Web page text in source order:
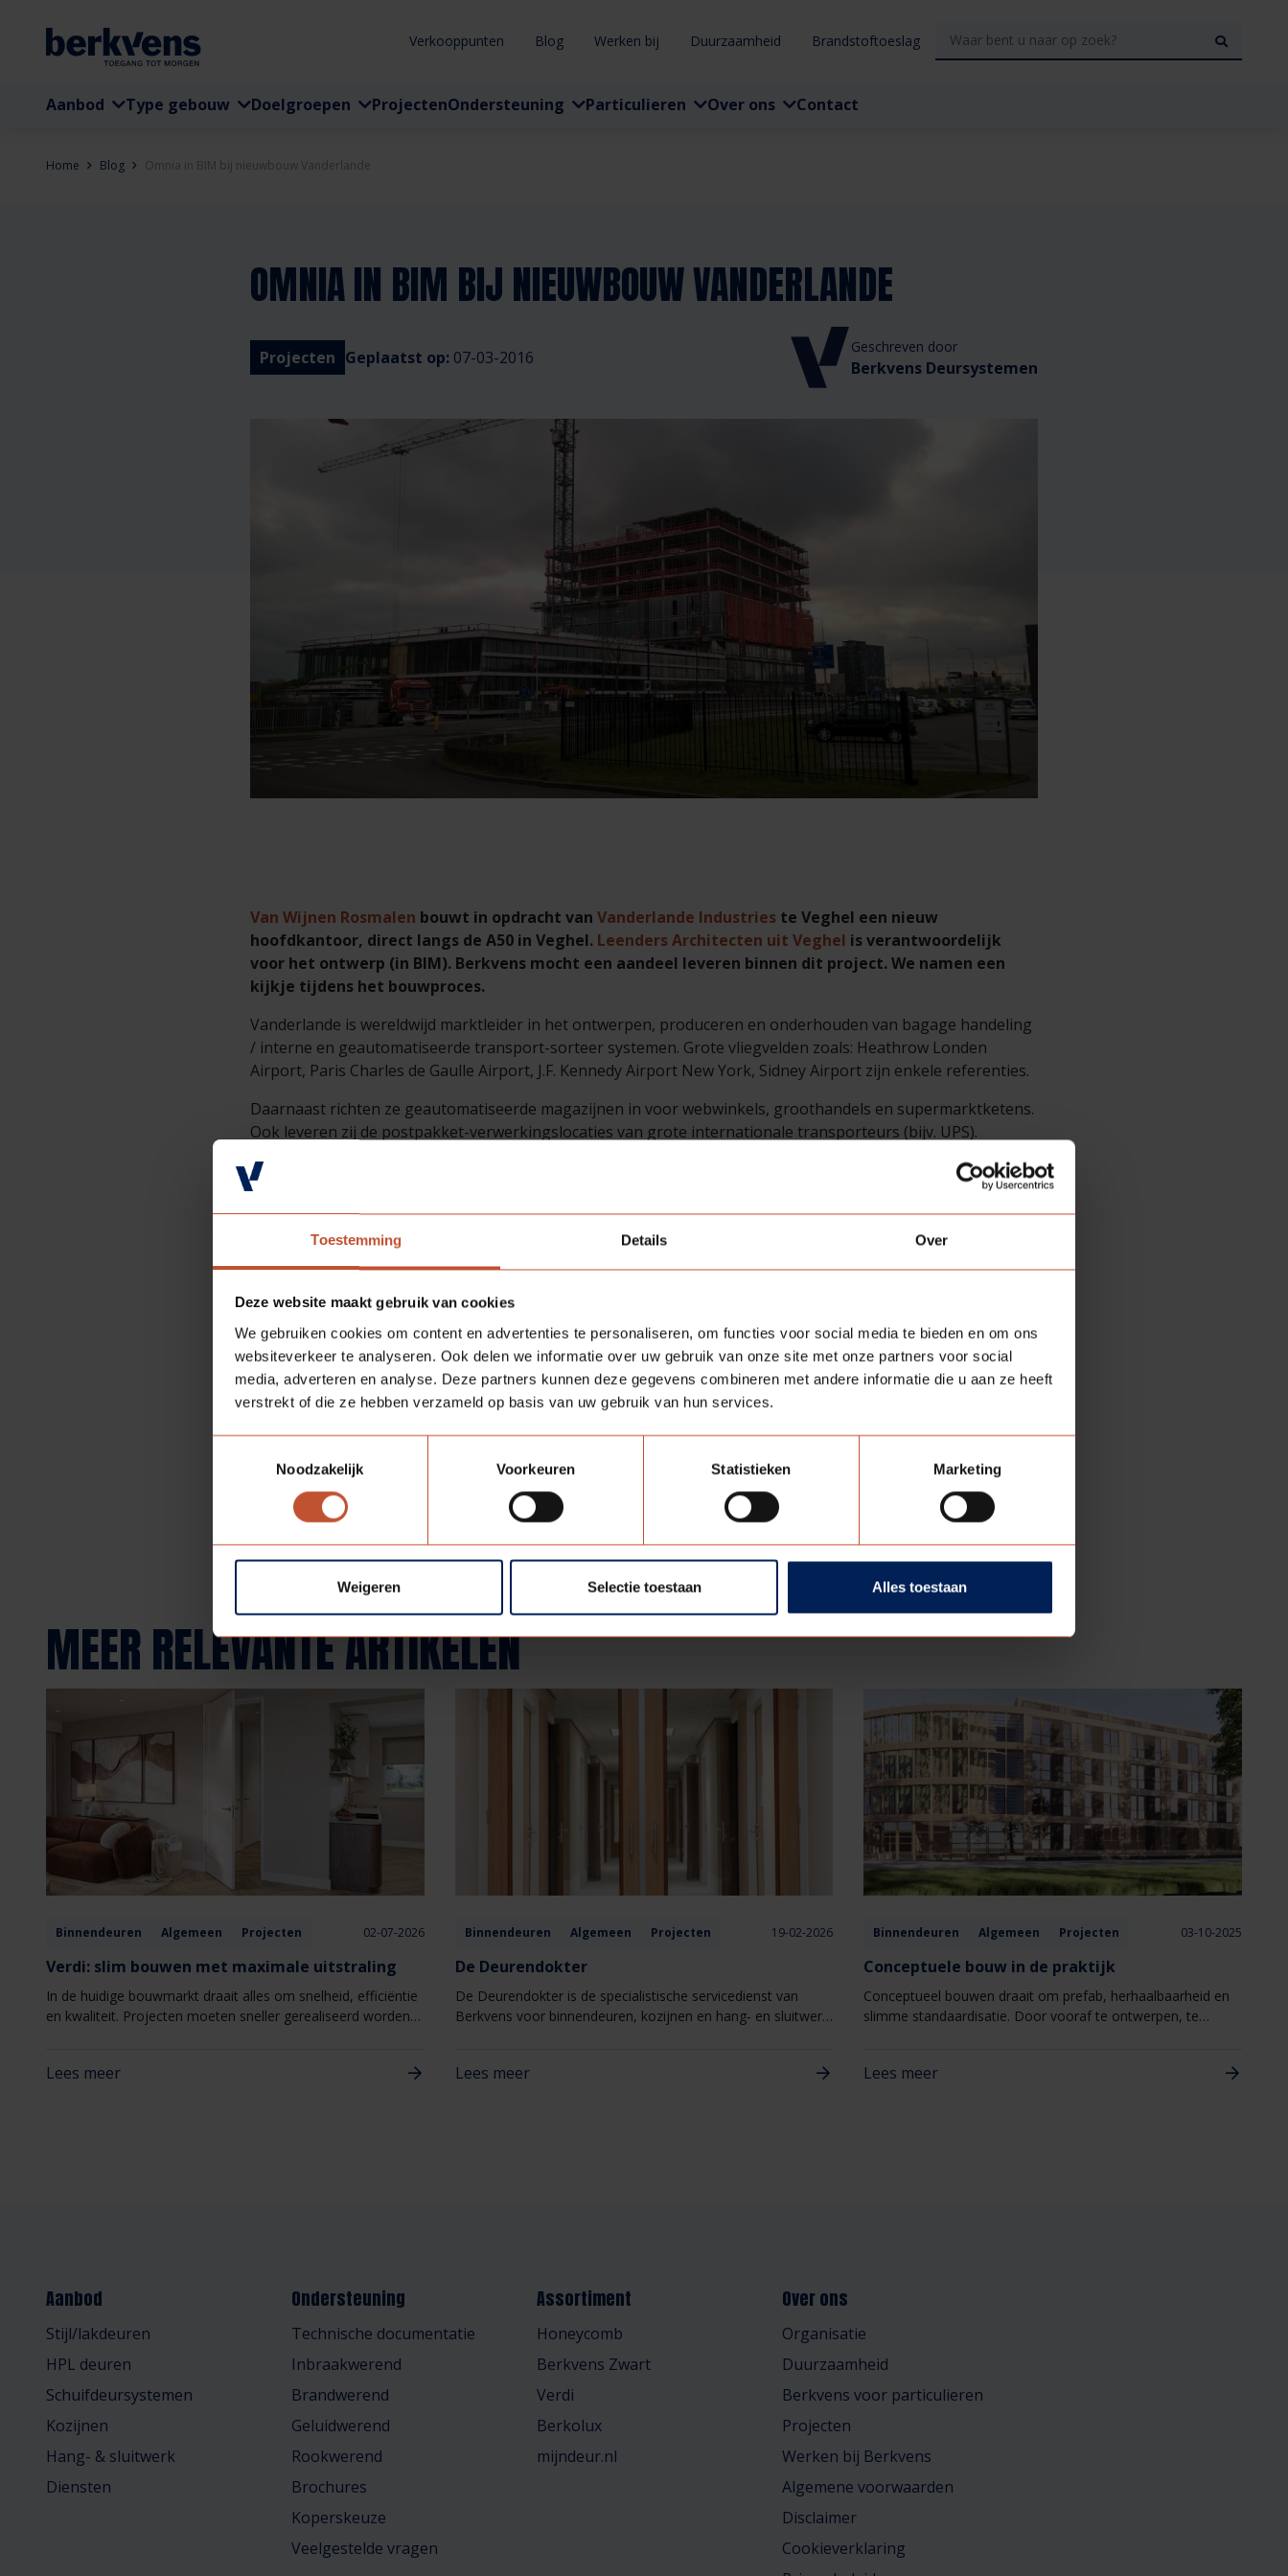
Toestemming Details Over
Deze website maakt gebruik van cookies
We gebruiken cookies om content en advertenties te personaliseren, om functies voor social media te bieden en om ons
websiteverkeer te analyseren. Ook delen we informatie over uw gebruik van onze site met onze partners voor social
media, adverteren en analyse. Deze partners kunnen deze gegevens combineren met andere informatie die u aan ze heeft
verstrekt of die ze hebben verzameld op basis van uw gebruik van hun services.
Noodzakelijk
Voorkeuren Statistieken Marketing
Weigeren Selectie toestaan Alles toestaan
Verkooppunten Blog Werken bij Duurzaamheid Brandstoftoeslag
Aanbod Type gebouw Doelgroepen ProjectenOndersteuning Particulieren Over ons Contact
Home Blog Omnia in BIM bij nieuwbouw Vanderlande
OMNIA IN BIM BIJ NIEUWBOUW VANDERLANDE
Projecten Geplaatst op: 07-03-2016
Geschreven door
Berkvens Deursystemen
Van Wijnen Rosmalen bouwt in opdracht vanVanderlande Industries te Veghel een nieuw
hoofdkantoor, direct langs de A50 in Veghel. Leenders Architecten uit Veghel is verantwoordelijk
voor het ontwerp (in BIM). Berkvens mocht een aandeel leveren binnen dit project. We namen een
kijkje tijdens het bouwproces.
Vanderlande is wereldwijd marktleider in het ontwerpen, produceren en onderhouden van bagage handeling
/ interne en geautomatiseerde transport-sorteer systemen. Grote vliegvelden zoals: Heathrow Londen
Airport, Paris Charles de Gaulle Airport, J.F. Kennedy Airport New York, Sidney Airport zijn enkele referenties.
Daarnaast richten ze geautomatiseerde magazijnen in voor webwinkels, groothandels en supermarktketens.
Ook leveren zij de postpakket-verwerkingslocaties van grote internationale transporteurs (bijv. UPS).
Het kantoor biedt uiteindelijk plaats aan 1000 werknemers. Dit werk is ontworpen in BIM door Leenders
Architecten uit Veghel met gebruikmaking van de BIM-modellen van Berkvens. Daarna is het
ontwerp rechtstreeks vanuit het BIM-model vertaald en definitief ontworpen naar BCU (Bestel Concept
Utiliteitsbouw) door Berkvens. Bijzonder is hier dat er geen 2D tekeningen aan te pas zijn gekomen.
Om de voortgang voor de tegelzetter te garanderen wordt gebruik gemaakt van onze innovatieve
tegelstelmal (op aanvraag bij uw rayonmanager).
Dit project wordt uitgevoerd inOmnia. Berkvens levertAvento kozijnen in 2 kleuren metBerkopaldeuren.
MEER RELEVANTE ARTIKELEN
Binnendeuren Algemeen Projecten 02-07-2026
Verdi: slim bouwen met maximale uitstraling
In de huidige bouwmarkt draait alles om snelheid, efficiëntie
en kwaliteit. Projecten moeten sneller gerealiseerd worden,
binnen nieuwbouw- en woningbouwprojecten. Verdi
Lees meer
Binnendeuren Algemeen Projecten 19-02-2026
De Deurendokter
De Deurendokter is de specialistische servicedienst van
Berkvens voor binnendeuren, kozijnen en hang‑ en sluitwerk.
Lees meer
Binnendeuren Algemeen Projecten 03-10-2025
Conceptuele bouw in de praktijk
Conceptueel bouwen draait om prefab, herhaalbaarheid en
slimme standaardisatie. Door vooraf te ontwerpen, te
geborgd.
Lees meer
Aanbod
Stijl/lakdeuren
HPL deuren
Schuifdeursystemen
Kozijnen
Hang- & sluitwerk
Diensten
Ondersteuning
Technische documentatie
Inbraakwerend
Brandwerend
Geluidwerend
Rookwerend
Brochures
Koperskeuze
Veelgestelde vragen
Assortiment
Honeycomb
Berkvens Zwart
Verdi
Berkolux
mijndeur.nl
Over ons
Organisatie
Duurzaamheid
Berkvens voor particulieren
Projecten
Werken bij Berkvens
Algemene voorwaarden
Disclaimer
Cookieverklaring